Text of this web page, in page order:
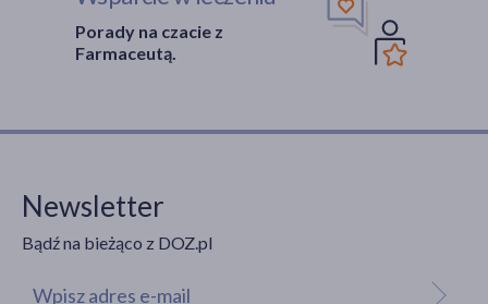
Porady na czacie z
Farmaceutą.
Newsletter
Bądź na bieżąco z DOZ.pl